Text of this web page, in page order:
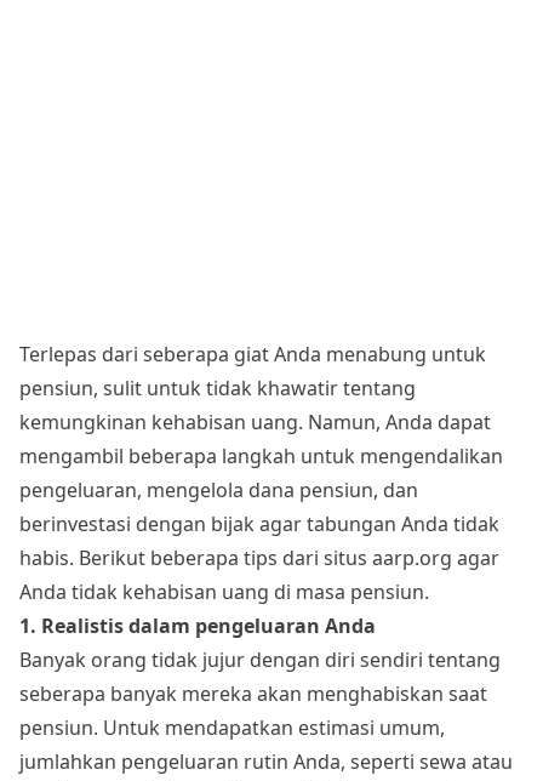
Terlepas dari seberapa giat Anda menabung untuk
pensiun, sulit untuk tidak khawatir tentang
kemungkinan kehabisan uang. Namun, Anda dapat
mengambil beberapa langkah untuk mengendalikan
pengeluaran, mengelola dana pensiun, dan
berinvestasi dengan bijak agar tabungan Anda tidak
habis. Berikut beberapa tips dari situs aarp.org agar
Anda tidak kehabisan uang di masa pensiun.
1. Realistis dalam pengeluaran Anda
Banyak orang tidak jujur dengan diri sendiri tentang
seberapa banyak mereka akan menghabiskan saat
pensiun. Untuk mendapatkan estimasi umum,
jumlahkan pengeluaran rutin Anda, seperti sewa atau